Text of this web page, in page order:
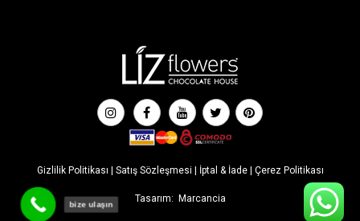
Gizlilik Politikası | Satış Sözleşmesi | İptal & İade| Çerez Politikası
Tasarım: Marcancia
bize ulaşın